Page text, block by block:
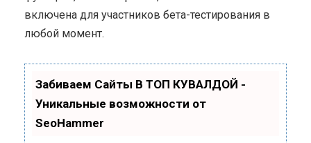
включена для участников бета-тестирования в
любой момент.
Забиваем Сайты В ТОП КУВАЛДОЙ -
Уникальные возможности от
SeoHammer